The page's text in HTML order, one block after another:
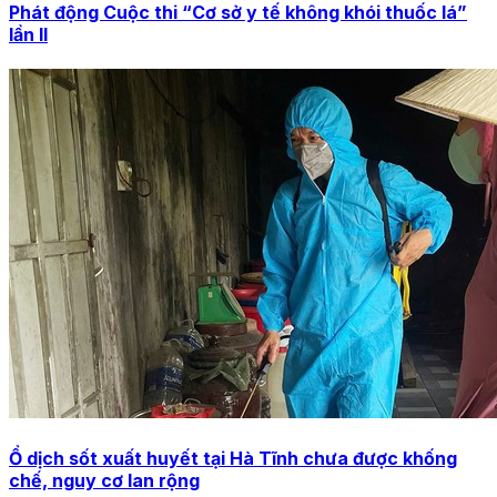
Phát động Cuộc thi “Cơ sở y tế không khói thuốc lá”
lần II
Ổ dịch sốt xuất huyết tại Hà Tĩnh chưa được khống
chế, nguy cơ lan rộng